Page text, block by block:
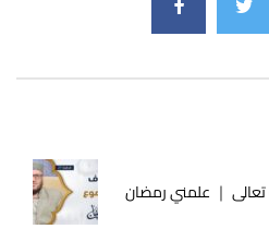
تعالى ｜ علمني رمضان